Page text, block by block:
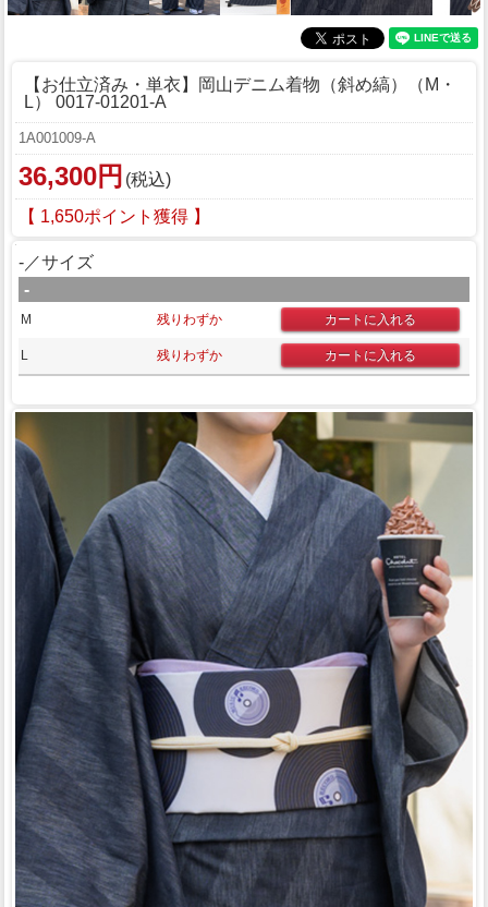
【お仕立済み・単衣】岡山デニム着物（斜め縞）（M・
L） 0017-01201-A
1A001009-A
36,300円 (税込)
【 1,650ポイント獲得 】
-／サイズ
-
M 残りわずか
L 残りわずか